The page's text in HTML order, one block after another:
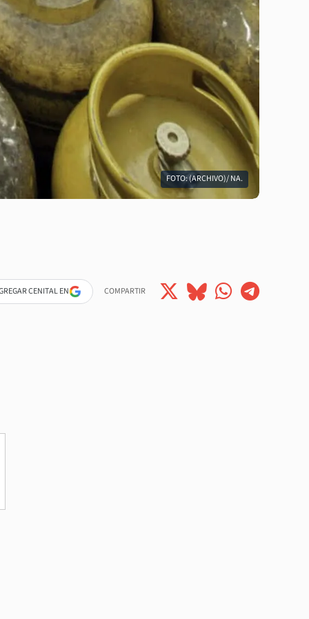
FOTO: (ARCHIVO)/ NA.
CENITAL EN COMPARTIR